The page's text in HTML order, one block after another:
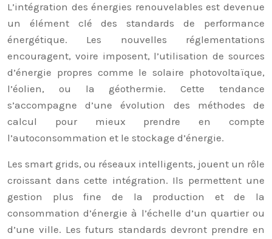
L’intégration des énergies renouvelables est devenue
un élément clé des standards de performance
énergétique. Les nouvelles réglementations
encouragent, voire imposent, l’utilisation de sources
d’énergie propres comme le solaire photovoltaïque,
l’éolien, ou la géothermie. Cette tendance
s’accompagne d’une évolution des méthodes de
calcul pour mieux prendre en compte
l’autoconsommation et le stockage d’énergie.
Les smart grids, ou réseaux intelligents, jouent un rôle
croissant dans cette intégration. Ils permettent une
gestion plus fine de la production et de la
consommation d’énergie à l’échelle d’un quartier ou
d’une ville. Les futurs standards devront prendre en